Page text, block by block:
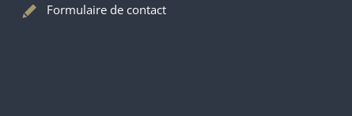
Formulaire de contact